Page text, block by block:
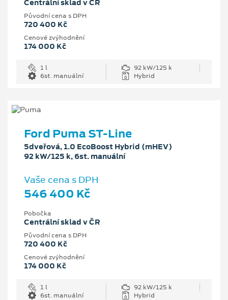
Centrální sklad v ČR
Původní cena s DPH
720 400 Kč
Cenové zvýhodnění
174 000 Kč
1 l
92 kW/125 k
6st. manuální
Hybrid
Ford Puma ST-Line
5dveřová, 1.0 EcoBoost Hybrid (mHEV)
92 kW/125 k, 6st. manuální
Vaše cena s DPH
546 400 Kč
Pobočka
Centrální sklad v ČR
Původní cena s DPH
720 400 Kč
Cenové zvýhodnění
174 000 Kč
1 l
92 kW/125 k
6st. manuální
Hybrid